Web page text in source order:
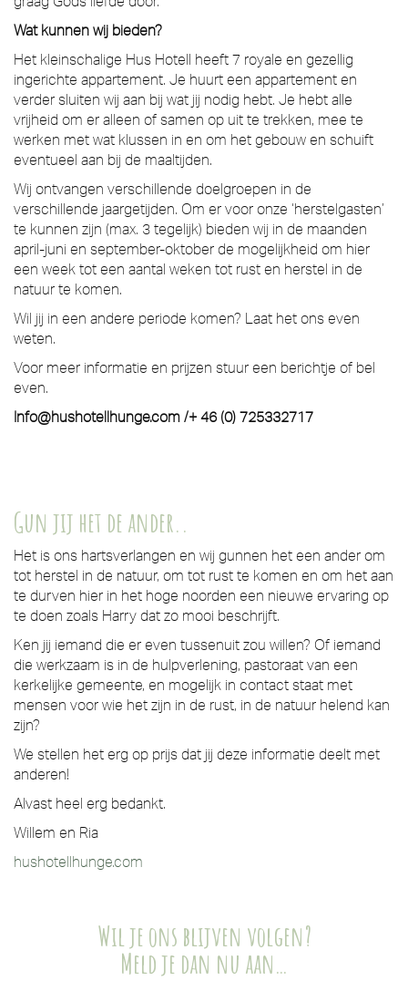
Wat kunnen wij bieden?
Het kleinschalige Hus Hotell heeft 7 royale en gezellig
ingerichte appartement. Je huurt een appartement en
verder sluiten wij aan bij wat jij nodig hebt. Je hebt alle
vrijheid om er alleen of samen op uit te trekken, mee te
werken met wat klussen in en om het gebouw en schuift
eventueel aan bij de maaltijden.
Wij ontvangen verschillende doelgroepen in de
verschillende jaargetijden. Om er voor onze ‘herstelgasten’
te kunnen zijn (max. 3 tegelijk) bieden wij in de maanden
april-juni en september-oktober de mogelijkheid om hier
een week tot een aantal weken tot rust en herstel in de
natuur te komen.
Wil jij in een andere periode komen? Laat het ons even
weten.
Voor meer informatie en prijzen stuur een berichtje of bel
even.
Info@hushotellhunge.com /+ 46 (0) 725332717
Gun jij het de ander..
Het is ons hartsverlangen en wij gunnen het een ander om
tot herstel in de natuur, om tot rust te komen en om het aan
te durven hier in het hoge noorden een nieuwe ervaring op
te doen zoals Harry dat zo mooi beschrijft.
Ken jij iemand die er even tussenuit zou willen? Of iemand
die werkzaam is in de hulpverlening, pastoraat van een
kerkelijke gemeente, en mogelijk in contact staat met
mensen voor wie het zijn in de rust, in de natuur helend kan
zijn?
We stellen het erg op prijs dat jij deze informatie deelt met
anderen!
Alvast heel erg bedankt.
Willem en Ria
hushotellhunge.com
Wil je ons blijven volgen?
Meld je dan nu aan…